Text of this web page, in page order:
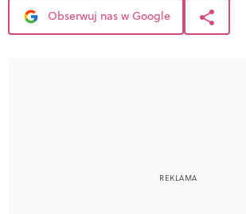
Obserwuj nas w Google